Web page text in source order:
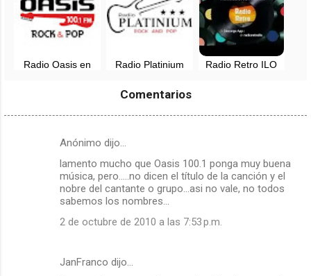
Radio Oasis en
Radio Platinium
San Martin
Radio Retro ILO
Comentarios
Anónimo dijo…
lamento mucho que Oasis 100.1 ponga muy buena
música, pero.....no dicen el título de la canción y el
nobre del cantante o grupo...asi no vale, no todos
sabemos los nombres...
2 de octubre de 2010 a las 7:53 p.m.
JanFranco dijo…